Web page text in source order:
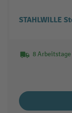
STAHLWILLE
8 Arbeitstage